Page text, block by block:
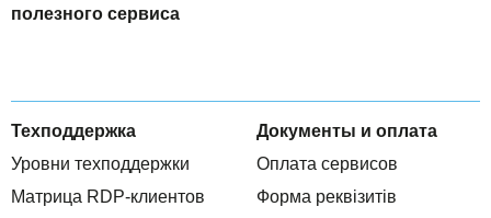
полезного сервиса
Техподдержка
Уровни техподдержки
Матрица RDP-клиентов
Документы и оплата
Оплата сервисов
Форма реквізитів